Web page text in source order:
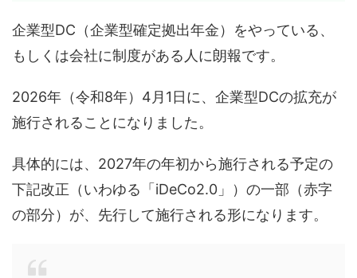
企業型DC（企業型確定拠出年金）をやっている、
もしくは会社に制度がある人に朗報です。
2026年（令和8年）4月1日に、企業型DCの拡充が
施行されることになりました。
具体的には、2027年の年初から施行される予定の
下記改正（いわゆる「iDeCo2.0」）の一部（赤字
の部分）が、先行して施行される形になります。